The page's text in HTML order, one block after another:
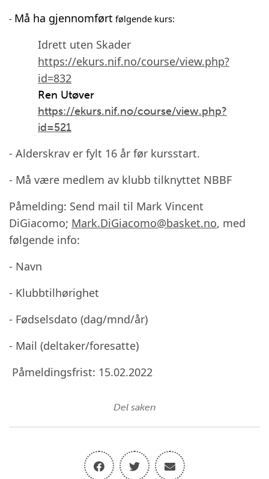
- Må ha gjennomført følgende kurs:
Idrett uten Skader
https://ekurs.nif.no/course/view.php?
id=832
Ren Utøver
https://ekurs.nif.no/course/view.php?
id=521
- Alderskrav er fylt 16 år før kursstart.
- Må være medlem av klubb tilknyttet NBBF
Påmelding: Send mail til Mark Vincent
DiGiacomo; Mark.DiGiacomo@basket.no, med
følgende info:
- Navn
- Klubbtilhørighet
- Fødselsdato (dag/mnd/år)
- Mail (deltaker/foresatte)
Påmeldingsfrist: 15.02.2022
Del saken